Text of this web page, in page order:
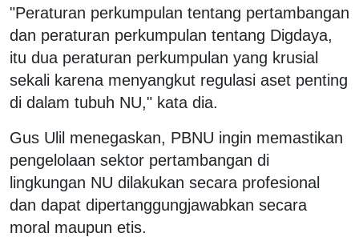
"Peraturan perkumpulan tentang pertambangan
dan peraturan perkumpulan tentang Digdaya,
itu dua peraturan perkumpulan yang krusial
sekali karena menyangkut regulasi aset penting
di dalam tubuh NU," kata dia.
Gus Ulil menegaskan, PBNU ingin memastikan
pengelolaan sektor pertambangan di
lingkungan NU dilakukan secara profesional
dan dapat dipertanggungjawabkan secara
moral maupun etis.